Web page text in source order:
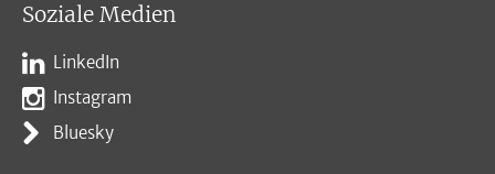
Soziale Medien
LinkedIn
Instagram
Bluesky